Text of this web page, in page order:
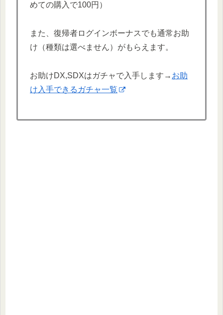
めての購入で100円）
また、復帰者ログインボーナスでも通常お助
け（種類は選べません）がもらえます。
お助けDX,SDXはガチャで入手します→ お助
け入手できるガチャ一覧